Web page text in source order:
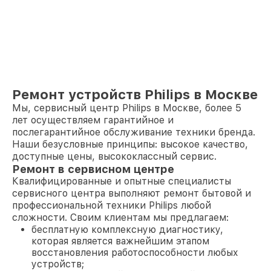
Ремонт устройств Philips в Москве
Мы, сервисный центр Philips в Москве, более 5
лет осуществляем гарантийное и
послегарантийное обслуживание техники бренда.
Наши безусловные принципы: высокое качество,
доступные цены, высококлассный сервис.
Ремонт в сервисном центре
Квалифицированные и опытные специалисты
сервисного центра выполняют ремонт бытовой и
профессиональной техники Philips любой
сложности. Своим клиентам мы предлагаем:
бесплатную комплексную диагностику,
которая является важнейшим этапом
восстановления работоспособности любых
устройств;